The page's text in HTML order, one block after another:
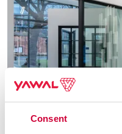
Consent